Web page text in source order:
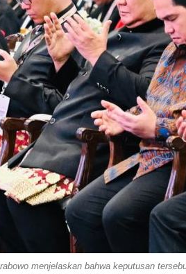
menjelaskan bahwa keputusan